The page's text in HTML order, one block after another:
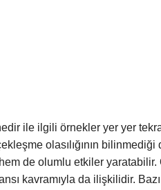
ile ilgili örnekler yer yer
olasılığının
de olumlu etkiler yaratabilir.
kavramıyla da ilişkilidir.